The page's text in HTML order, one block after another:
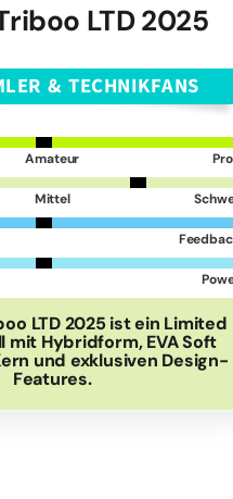
LTD 2025
& TECHNIKFANS
Amateur
Mittel
LTD 2025 ist ein Limited
mit Hybridform, EVA Soft
und exklusiven Design-
Features.